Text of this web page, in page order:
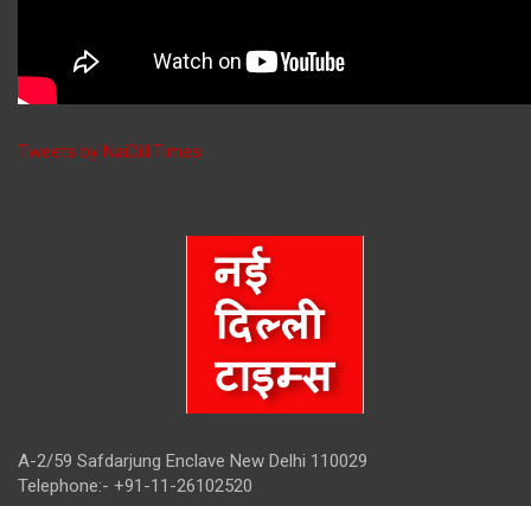
Tweets by NaiDilliTimes
A-2/59 Safdarjung Enclave New Delhi 110029
Telephone:- +91-11-26102520